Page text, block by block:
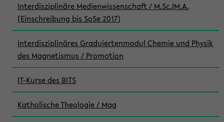
Interdisziplinäre Medienwissenschaft / M.Sc.|M.A.
(Einschreibung bis SoSe 2017)
Interdisziplinäres Graduiertenmodul Chemie und Physik
des Magnetismus / Promotion
IT-Kurse des BITS
Katholische Theologie / Mag